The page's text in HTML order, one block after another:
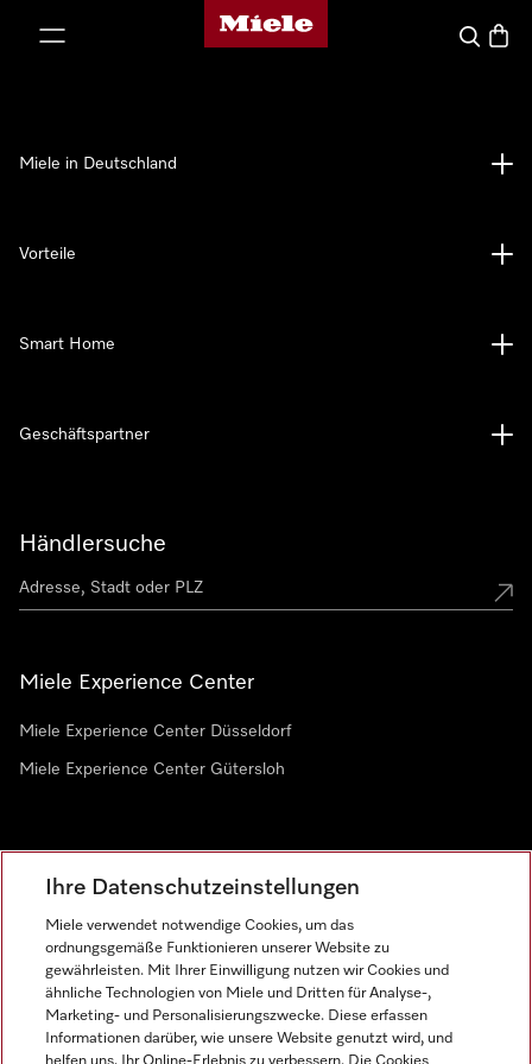
Miele-Homepage
Suche
Händlersuche
Miele Experience Center
Miele Experience Center Düsseldorf
Miele Experience Center Gütersloh
Miele in Deutschland
Vorteile
Smart Home
Geschäftspartner
Ihre Datenschutzeinstellungen
Miele verwendet notwendige Cookies, um das
ordnungsgemäße Funktionieren unserer Website zu
gewährleisten. Mit Ihrer Einwilligung nutzen wir Cookies und
ähnliche Technologien von Miele und Dritten für Analyse-,
Marketing- und Personalisierungszwecke. Diese erfassen
Informationen darüber, wie unsere Website genutzt wird, und